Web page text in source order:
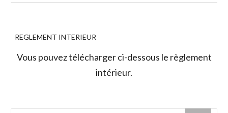
REGLEMENT INTERIEUR
Vous pouvez télécharger ci-dessous le règlement
intérieur.